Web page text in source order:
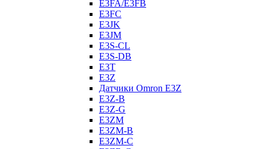
E3FA/E3FB
E3FC
E3JK
E3JM
E3S-CL
E3S-DB
E3T
E3Z
Датчики Omron E3Z
E3Z-B
E3Z-G
E3ZM
E3ZM-B
E3ZM-C